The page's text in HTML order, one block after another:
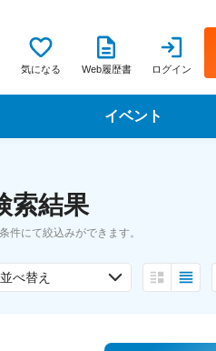
気になる Web履歴書 ログイン
イベント
転職フェア
索結果
にて絞込みができます。
べ替え